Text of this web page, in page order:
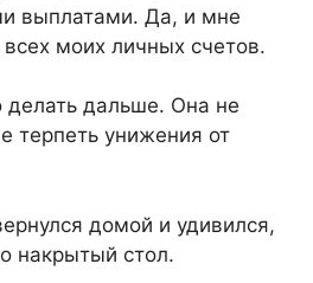
выплатами. Да, и мне
моих личных счетов.
делать дальше. Она не
терпеть унижения от
домой и удивился,
накрытый стол.